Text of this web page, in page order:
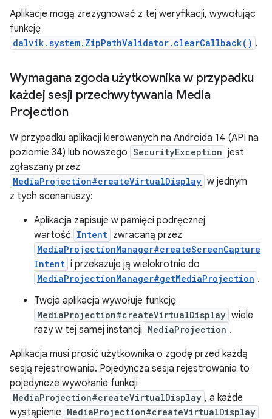
Aplikacje mogą zrezygnować z tej weryfikacji, wywołując
funkcję
dalvik.system.ZipPathValidator.clearCallback() .
Wymagana zgoda użytkownika w przypadku
każdej sesji przechwytywania Media
Projection
W przypadku aplikacji kierowanych na Androida 14 (API na
poziomie 34) lub nowszego SecurityException jest
zgłaszany przez
MediaProjection#createVirtualDisplay w jednym
z tych scenariuszy:
Aplikacja zapisuje w pamięci podręcznej
wartość Intent zwracaną przez
MediaProjectionManager#createScreenCapture
Intent i przekazuje ją wielokrotnie do
MediaProjectionManager#getMediaProjection .
Twoja aplikacja wywołuje funkcję
MediaProjection#createVirtualDisplay wiele
razy w tej samej instancji MediaProjection .
Aplikacja musi prosić użytkownika o zgodę przed każdą
sesją rejestrowania. Pojedyncza sesja rejestrowania to
pojedyncze wywołanie funkcji
MediaProjection#createVirtualDisplay , a każde
wystąpienie MediaProjection#createVirtualDisplay